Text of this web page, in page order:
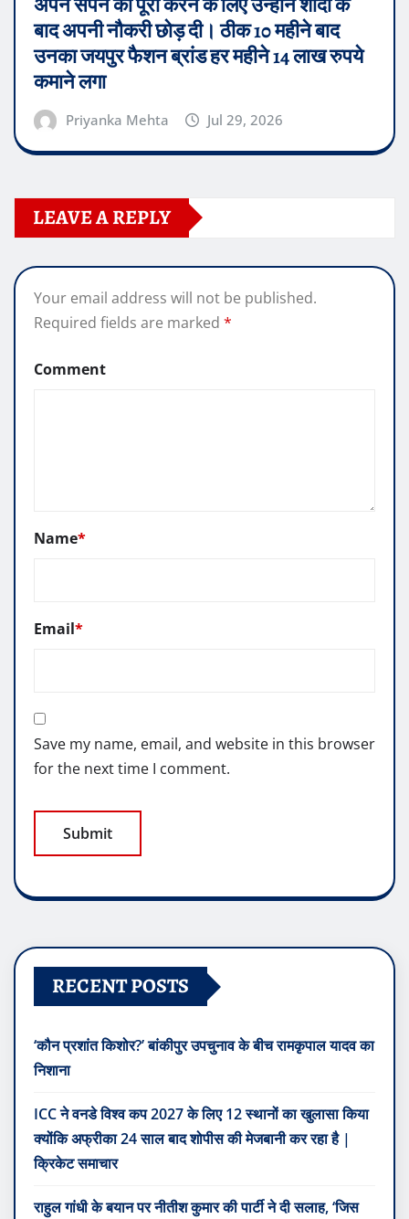
बाद अपनी नौकरी छोड़ दी। ठीक 10 महीने बाद
उनका जयपुर फैशन ब्रांड हर महीने 14 लाख रुपये
कमाने लगा
Priyanka Mehta Jul 29, 2026
LEAVE A REPLY
Your email address will not be published.
Required fields are marked *
Comment
Name*
Email*
Save my name, email, and website in this browser
for the next time I comment.
RECENT POSTS
‘कौन प्रशांत किशोर?’ बांकीपुर उपचुनाव के बीच रामकृपाल यादव का
निशाना
ICC ने वनडे विश्व कप 2027 के लिए 12 स्थानों का खुलासा किया
क्योंकि अफ्रीका 24 साल बाद शोपीस की मेजबानी कर रहा है |
क्रिकेट समाचार
राहुल गांधी के बयान पर नीतीश कुमार की पार्टी ने दी सलाह, ‘जिस